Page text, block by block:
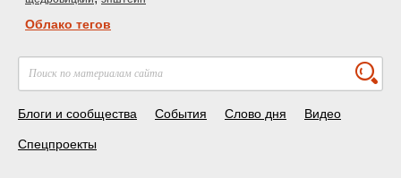
Облако тегов
Блоги и сообщества События Слово дня Видео
Спецпроекты